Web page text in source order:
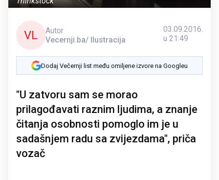
VL
Autor
Vecernji.ba/ Ilustracija
03.09.2016.
u 21:49
Dodaj Večernji list među omiljene izvore na Googleu
"U zatvoru sam se morao
prilagođavati raznim ljudima, a znanje
čitanja osobnosti pomoglo im je u
sadašnjem radu sa zvijezdama", priča
vozač